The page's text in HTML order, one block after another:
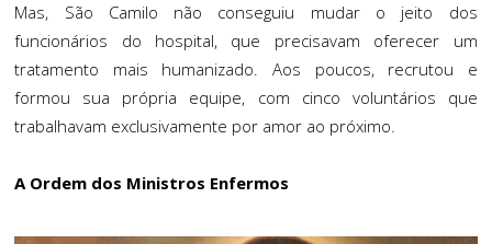
Mas, São Camilo não conseguiu mudar o jeito dos
funcionários do hospital, que precisavam oferecer um
tratamento mais humanizado. Aos poucos, recrutou e
formou sua própria equipe, com cinco voluntários que
trabalhavam exclusivamente por amor ao próximo.
A Ordem dos Ministros Enfermos